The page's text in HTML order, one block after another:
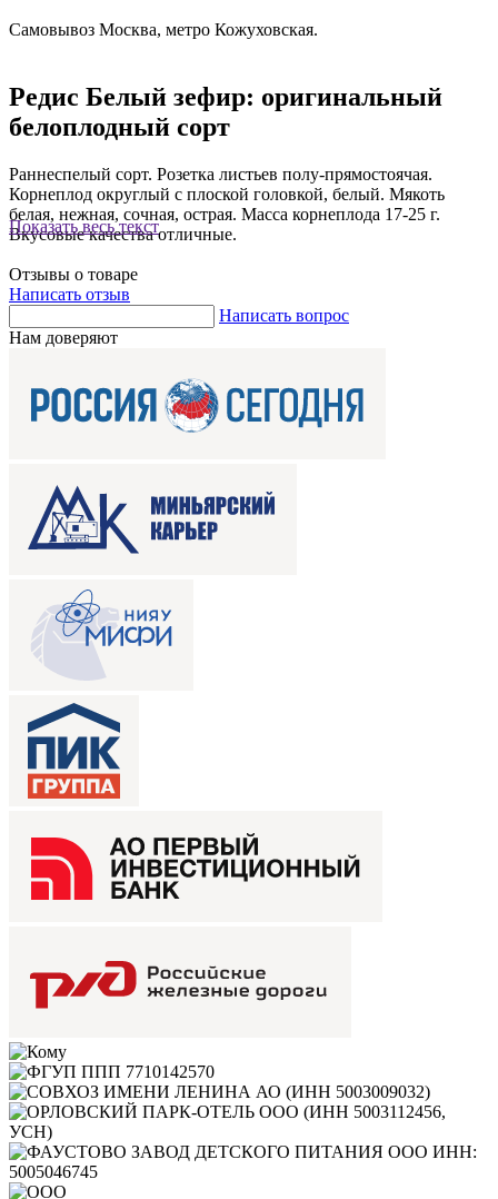
Показать весь текст
Самовывоз Москва, метро Кожуховская.
Редис Белый зефир: оригинальный
белоплодный сорт
Раннеспелый сорт. Розетка листьев полу-прямостоячая.
Корнеплод округлый с плоской головкой, белый. Мякоть
белая, нежная, сочная, острая. Масса корнеплода 17-25 г.
Вкусовые качества отличные.
Отзывы о товаре
Написать отзыв
Написать вопрос
Нам доверяют